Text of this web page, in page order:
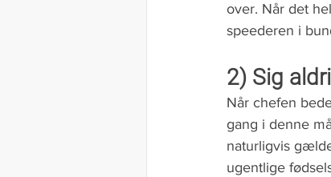
over. Når det
speederen i
2) Sig
Når chefen
gang i denne
naturligvis
ugentlige